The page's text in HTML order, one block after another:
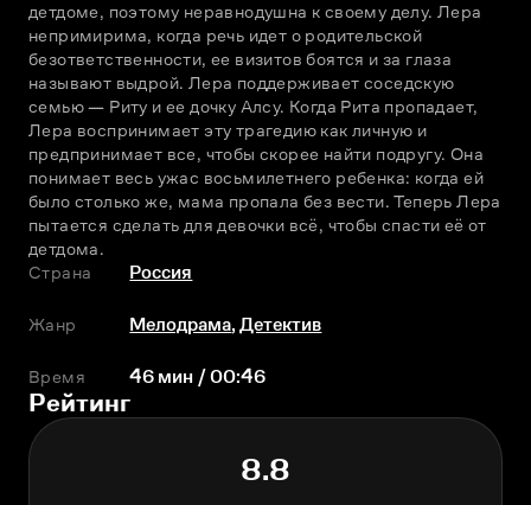
детдоме, поэтому неравнодушна к своему делу. Лера
непримирима, когда речь идет о родительской
безответственности, ее визитов боятся и за глаза
называют выдрой. Лера поддерживает соседскую
семью — Риту и ее дочку Алсу. Когда Рита пропадает,
Лера воспринимает эту трагедию как личную и
предпринимает все, чтобы скорее найти подругу. Она
понимает весь ужас восьмилетнего ребенка: когда ей
было столько же, мама пропала без вести. Теперь Лера
пытается сделать для девочки всё, чтобы спасти её от
детдома.
Страна
Россия
Жанр Мелодрама,Детектив
Время 46 мин / 00:46
Рейтинг
8.8